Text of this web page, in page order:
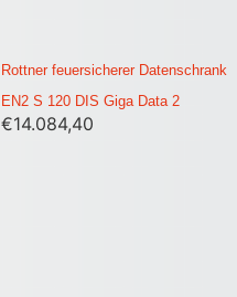
Rottner feuersicherer Datenschrank
EN2 S 120 DIS Giga Data 2
€14.084,40